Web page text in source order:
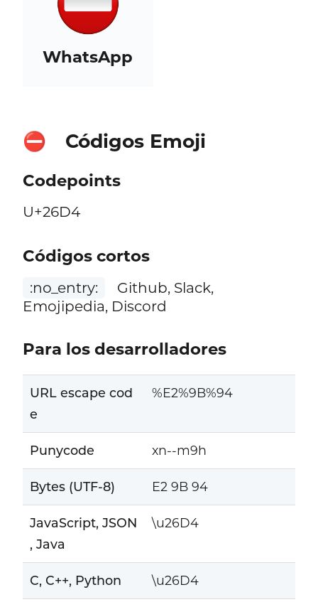
WhatsApp
⛔ Códigos Emoji
Codepoints
U+26D4
Códigos cortos
:no_entry:
Github, Slack,
Emojipedia, Discord
Para los desarrolladores
URL escape cod
e
%E2%9B%94
Punycode xn--m9h
Bytes (UTF-8) E2 9B 94
JavaScript, JSON
, Java
\u26D4
C, C++, Python \u26D4